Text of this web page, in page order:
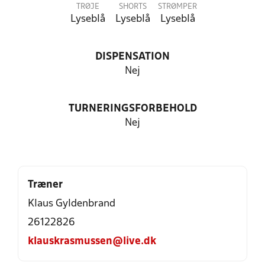
TRØJE
Lyseblå
SHORTS
Lyseblå
STRØMPER
Lyseblå
DISPENSATION
Nej
TURNERINGSFORBEHOLD
Nej
Træner
Klaus Gyldenbrand
26122826
klauskrasmussen@live.dk